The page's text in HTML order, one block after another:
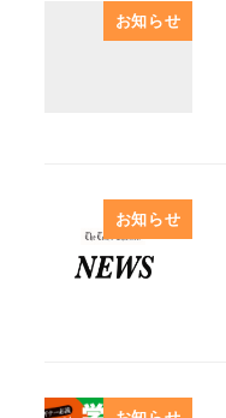
お知らせ
お知らせ